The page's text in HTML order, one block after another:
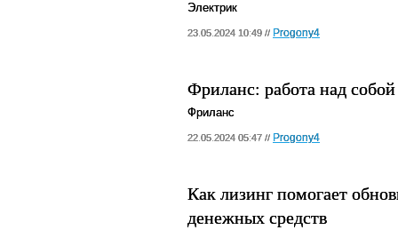
Электрик
23.05.2024 10:49 // Progony4
Фриланс: работа над собой
Фриланс
22.05.2024 05:47 // Progony4
Как лизинг помогает
денежных средств